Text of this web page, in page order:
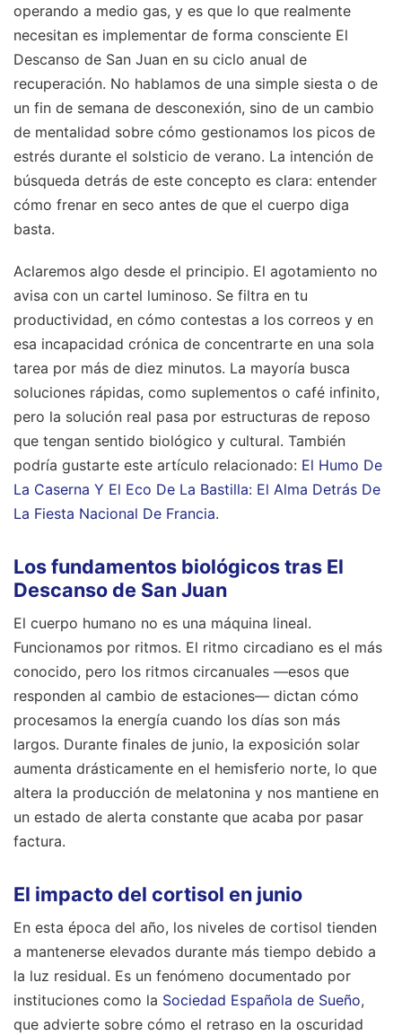
operando a medio gas, y es que lo que realmente
necesitan es implementar de forma consciente El
Descanso de San Juan en su ciclo anual de
recuperación. No hablamos de una simple siesta o de
un fin de semana de desconexión, sino de un cambio
de mentalidad sobre cómo gestionamos los picos de
estrés durante el solsticio de verano. La intención de
búsqueda detrás de este concepto es clara: entender
cómo frenar en seco antes de que el cuerpo diga
basta.
Aclaremos algo desde el principio. El agotamiento no
avisa con un cartel luminoso. Se filtra en tu
productividad, en cómo contestas a los correos y en
esa incapacidad crónica de concentrarte en una sola
tarea por más de diez minutos. La mayoría busca
soluciones rápidas, como suplementos o café infinito,
pero la solución real pasa por estructuras de reposo
que tengan sentido biológico y cultural. También
podría gustarte este artículo relacionado: El Humo De
La Caserna Y El Eco De La Bastilla: El Alma Detrás De
La Fiesta Nacional De Francia.
Los fundamentos biológicos tras El
Descanso de San Juan
El cuerpo humano no es una máquina lineal.
Funcionamos por ritmos. El ritmo circadiano es el más
conocido, pero los ritmos circanuales —esos que
responden al cambio de estaciones— dictan cómo
procesamos la energía cuando los días son más
largos. Durante finales de junio, la exposición solar
aumenta drásticamente en el hemisferio norte, lo que
altera la producción de melatonina y nos mantiene en
un estado de alerta constante que acaba por pasar
factura.
El impacto del cortisol en junio
En esta época del año, los niveles de cortisol tienden
a mantenerse elevados durante más tiempo debido a
la luz residual. Es un fenómeno documentado por
instituciones como la Sociedad Española de Sueño,
que advierte sobre cómo el retraso en la oscuridad